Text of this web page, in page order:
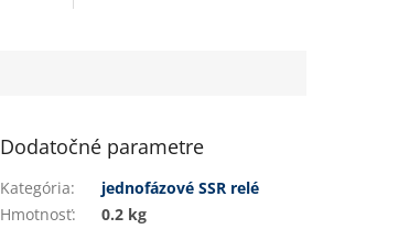
Dodatočné parametre
Kategória:
jednofázové SSR relé
Hmotnosť:
0.2 kg